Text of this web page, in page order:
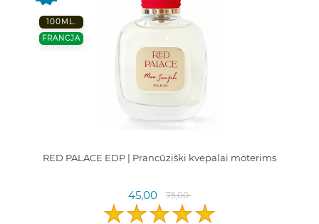
100ML.
FRANCJA
RED PALACE EDP | Prancūziški kvepalai moterims
45,00 75,00